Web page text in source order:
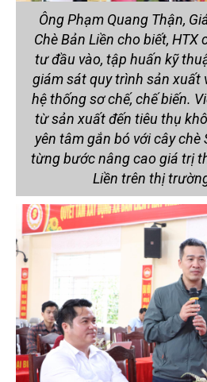
Ông Phạm Quang Thận,
Chè Bản Liền cho biết,
tư đầu vào, tập huấn kỹ
giám sát quy trình sản xuất
hệ thống sơ chế, chế biến.
từ sản xuất đến tiêu thụ
yên tâm gắn bó với cây chè
từng bước nâng cao giá trị
Liền trên thị